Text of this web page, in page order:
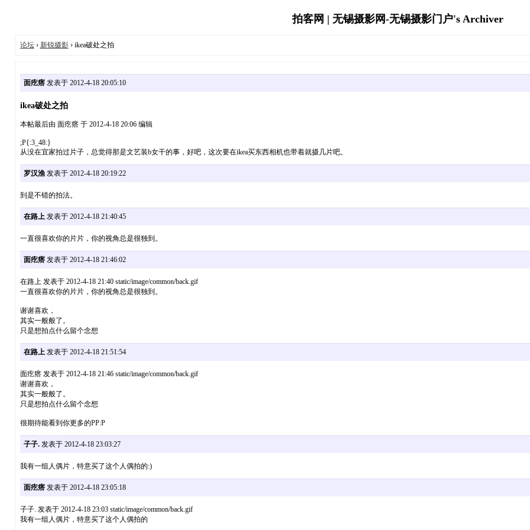
拍客网 | 无锡摄影网-无锡摄影门户's Archiver
论坛› 新锐摄影› ikea破处之拍
面疙瘩发表于 2012-4-18 20:05:10
ikea破处之拍
本帖最后由 面疙瘩 于 2012-4-18 20:06 编辑
;P{:3_48:}
从没在宜家拍过片子，总觉得那是文艺装b女干的事，好吧，这次要在ikea买东西相机也带着就摄几片吧。
罗汉渔发表于 2012-4-18 20:19:22
到是不错的拍法。
在路上发表于 2012-4-18 21:40:45
一直很喜欢你的片片，你的视角总是很独到。
面疙瘩发表于 2012-4-18 21:46:02
在路上 发表于 2012-4-18 21:40 static/image/common/back.gif
一直很喜欢你的片片，你的视角总是很独到。
谢谢喜欢，
其实一般般了。
只是想拍点什么留个念想
在路上发表于 2012-4-18 21:51:54
面疙瘩 发表于 2012-4-18 21:46 static/image/common/back.gif
谢谢喜欢，
其实一般般了。
只是想拍点什么留个念想
很期待能看到你更多的PP:P
子子.发表于 2012-4-18 23:03:27
我有一组人偶片，特意买了这个人偶拍的:)
面疙瘩发表于 2012-4-18 23:05:18
子子. 发表于 2012-4-18 23:03 static/image/common/back.gif
我有一组人偶片，特意买了这个人偶拍的